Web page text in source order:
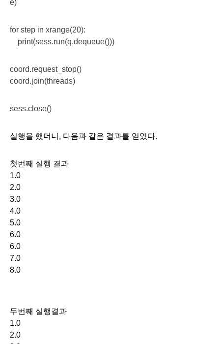
e)
for step in xrange(20):
print(sess.run(q.dequeue()))
coord.request_stop()
coord.join(threads)
sess.close()
실행을 했더니, 다음과 같은 결과를 얻었다.
첫번째 실행 결과
1.0
2.0
3.0
4.0
5.0
6.0
6.0
7.0
8.0
두번째 실행결과
1.0
2.0